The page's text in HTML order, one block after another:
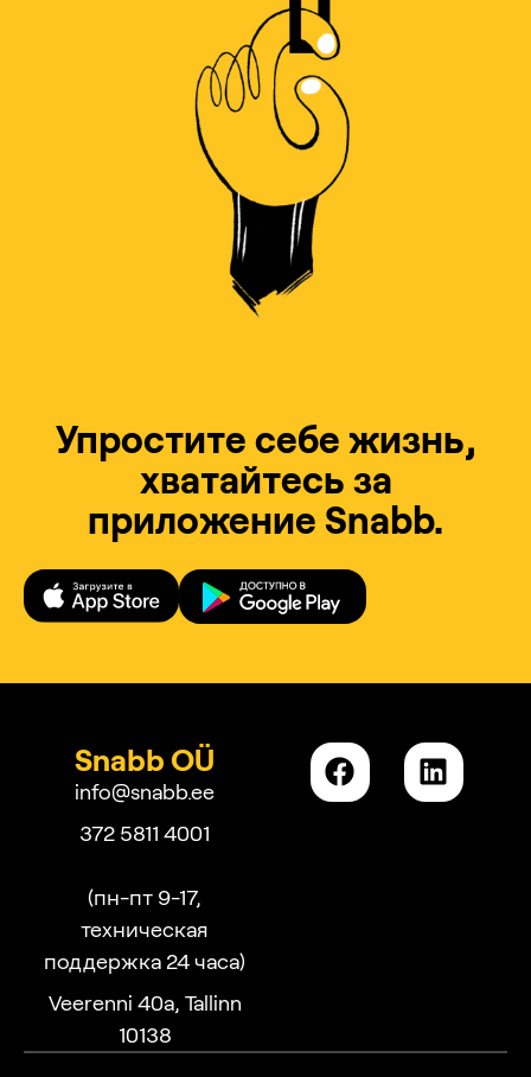
Упростите себе жизнь,
хватайтесь за
приложение Snabb.
Snabb OÜ
info@snabb.ee
372 5811 4001
(пн-пт 9-17,
техническая
поддержка 24 часа)
Veerenni 40a, Tallinn
10138